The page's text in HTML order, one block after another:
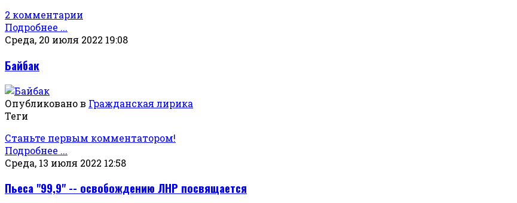
2 комментарии
Подробнее ...
Среда, 20 июля 2022 19:08
Байбак
Опубликовано в Гражданская лирика
Теги
Станьте первым комментатором!
Подробнее ...
Среда, 13 июля 2022 12:58
Пьеса "99,9" -- освобождению ЛНР посвящается